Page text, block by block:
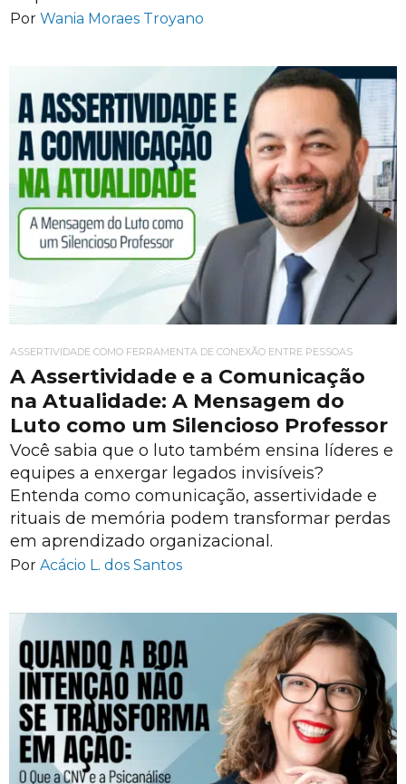
Por Wania Moraes Troyano
ASSERTIVIDADE COMO FERRAMENTA DE CONEXÃO ENTRE PESSOAS
A Assertividade e a Comunicação
na Atualidade: A Mensagem do
Luto como um Silencioso Professor
Você sabia que o luto também ensina líderes e
equipes a enxergar legados invisíveis?
Entenda como comunicação, assertividade e
rituais de memória podem transformar perdas
em aprendizado organizacional.
Por Acácio L. dos Santos